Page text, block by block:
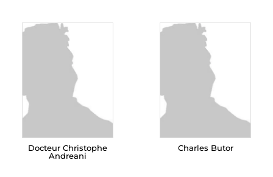
Docteur Christophe
Andreani
Charles Butor